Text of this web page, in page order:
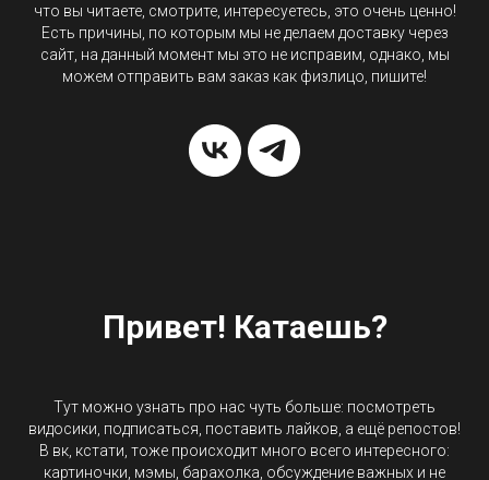
что вы читаете, смотрите, интересуетесь, это очень ценно!
Есть причины, по которым мы не делаем доставку через
сайт, на данный момент мы это не исправим, однако, мы
можем отправить вам заказ как физлицо, пишите!
Привет! Катаешь?
Тут можно узнать про нас чуть больше: посмотреть
видосики, подписаться, поставить лайков, а ещё репостов!
В вк, кстати, тоже происходит много всего интересного:
картиночки, мэмы, барахолка, обсуждение важных и не